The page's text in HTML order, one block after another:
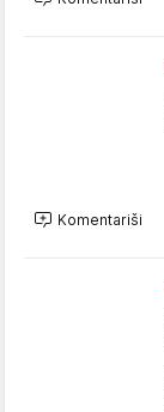
Komentariši